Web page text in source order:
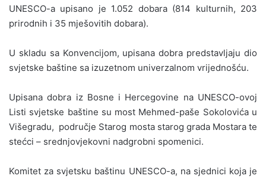
UNESCO-a upisano je 1.052 dobara (814 kulturnih, 203
prirodnih i 35 mješovitih dobara).
U skladu sa Konvencijom, upisana dobra predstavljaju dio
svjetske baštine sa izuzetnom univerzalnom vrijednošću.
Upisana dobra iz Bosne i Hercegovine na UNESCO-ovoj
Listi svjetske baštine su most Mehmed-paše Sokolovića u
Višegradu, područje Starog mosta starog grada Mostara te
stećci – srednjovjekovni nadgrobni spomenici.
Komitet za svjetsku baštinu UNESCO-a, na sjednici koja je